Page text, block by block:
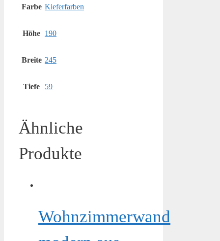
Farbe Kieferfarben
Höhe 190
Breite 245
Tiefe 59
Ähnliche
Produkte
Wohnzimmerwand